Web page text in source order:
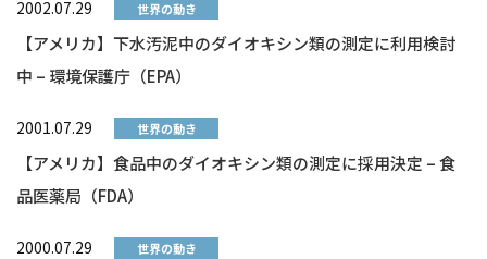
2002.07.29 世界の動き
【アメリカ】下水汚泥中のダイオキシン類の測定に利用検討
中 – 環境保護庁（EPA）
2001.07.29 世界の動き
【アメリカ】食品中のダイオキシン類の測定に採用決定 – 食
品医薬局（FDA）
2000.07.29 世界の動き